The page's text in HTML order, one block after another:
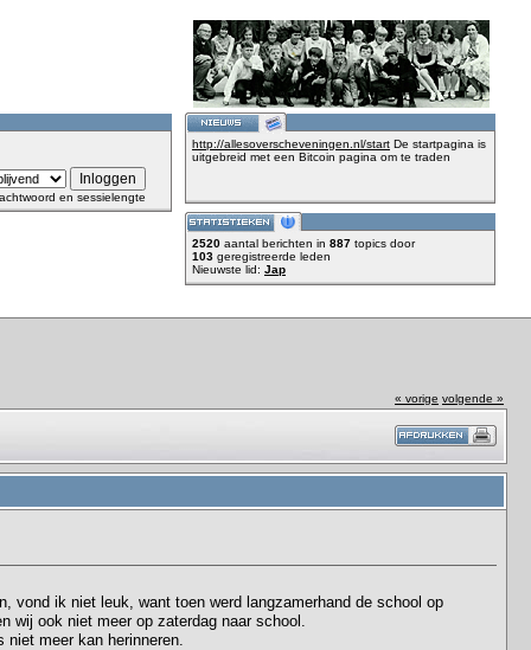
en sessielengte
http://allesoverscheveningen.nl/start De startpagina is
uitgebreid met een Bitcoin pagina om te traden
2520 aantal berichten in 887 topics door
103 geregistreerde leden
Nieuwste lid: Jap
« vorige volgende »
vond ik niet leuk, want toen werd langzamerhand de school op
wij ook niet meer op zaterdag naar school.
meer kan herinneren.